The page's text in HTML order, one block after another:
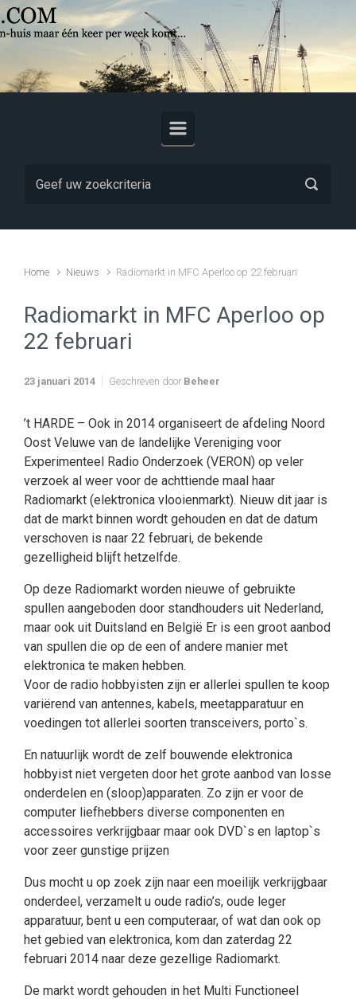
Skip to main content
Home Nieuws Radiomarkt in MFC Aperloo op 22 februari
Radiomarkt in MFC Aperloo op
22 februari
23 januari 2014 Geschreven door Beheer
’t HARDE – Ook in 2014 organiseert de afdeling Noord
Oost Veluwe van de landelijke Vereniging voor
Experimenteel Radio Onderzoek (VERON) op veler
verzoek al weer voor de achttiende maal haar
Radiomarkt (elektronica vlooienmarkt). Nieuw dit jaar is
dat de markt binnen wordt gehouden en dat de datum
verschoven is naar 22 februari, de bekende
gezelligheid blijft hetzelfde.
Op deze Radiomarkt worden nieuwe of gebruikte
spullen aangeboden door standhouders uit Nederland,
maar ook uit Duitsland en België Er is een groot aanbod
van spullen die op de een of andere manier met
elektronica te maken hebben.
Voor de radio hobbyisten zijn er allerlei spullen te koop
variërend van antennes, kabels, meetapparatuur en
voedingen tot allerlei soorten transceivers, porto`s.
En natuurlijk wordt de zelf bouwende elektronica
hobbyist niet vergeten door het grote aanbod van losse
onderdelen en (sloop)apparaten. Zo zijn er voor de
computer liefhebbers diverse componenten en
accessoires verkrijgbaar maar ook DVD`s en laptop`s
voor zeer gunstige prijzen
Dus mocht u op zoek zijn naar een moeilijk verkrijgbaar
onderdeel, verzamelt u oude radio’s, oude leger
apparatuur, bent u een computeraar, of wat dan ook op
het gebied van elektronica, kom dan zaterdag 22
februari 2014 naar deze gezellige Radiomarkt.
De markt wordt gehouden in het Multi Functioneel